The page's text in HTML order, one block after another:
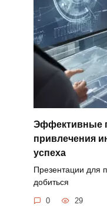
Эффективные
привлечения
успеха
Презентации для
добиться
0 29